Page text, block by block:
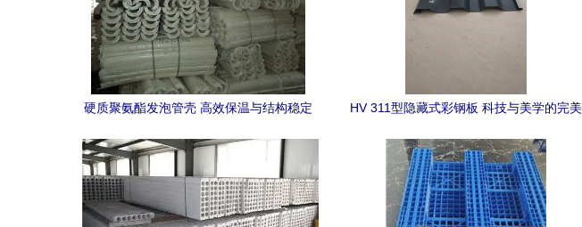
硬质聚氨酯发泡管壳 高效保温与结构稳定
产品展示
HV 311型隐藏式彩钢板 科技与美学的完美